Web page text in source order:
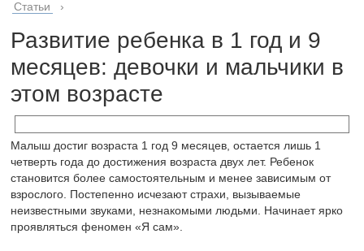
Статьи ›
Развитие ребенка в 1 год и 9
месяцев: девочки и мальчики в
этом возрасте
Малыш достиг возраста 1 год 9 месяцев, остается лишь 1
четверть года до достижения возраста двух лет. Ребенок
становится более самостоятельным и менее зависимым от
взрослого. Постепенно исчезают страхи, вызываемые
неизвестными звуками, незнакомыми людьми. Начинает ярко
проявляться феномен «Я сам».